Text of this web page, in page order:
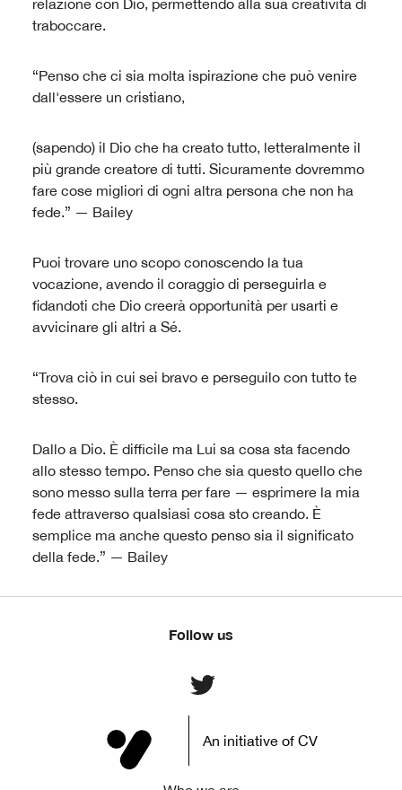
relazione con Dio, permettendo alla sua creatività di
traboccare.
“Penso che ci sia molta ispirazione che può venire
dall'essere un cristiano,
(sapendo) il Dio che ha creato tutto, letteralmente il
più grande creatore di tutti. Sicuramente dovremmo
fare cose migliori di ogni altra persona che non ha
fede.” — Bailey
Puoi trovare uno scopo conoscendo la tua
vocazione, avendo il coraggio di perseguirla e
fidandoti che Dio creerà opportunità per usarti e
avvicinare gli altri a Sé.
“Trova ciò in cui sei bravo e perseguilo con tutto te
stesso.
Dallo a Dio. È difficile ma Lui sa cosa sta facendo
allo stesso tempo. Penso che sia questo quello che
sono messo sulla terra per fare — esprimere la mia
fede attraverso qualsiasi cosa sto creando. È
semplice ma anche questo penso sia il significato
della fede.” — Bailey
An initiative of CV
Follow us